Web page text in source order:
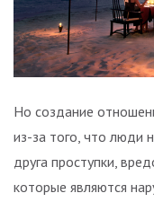
Но создание
из-за того, что люди
друга проступки,
которые являются